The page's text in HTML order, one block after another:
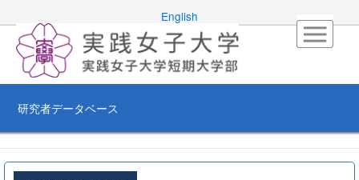
English
研究者データベース